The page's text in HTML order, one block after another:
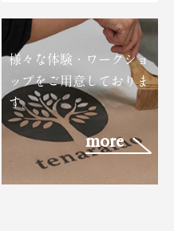
様々な体験・ワークショ
ップをご用意しておりま
す。
more